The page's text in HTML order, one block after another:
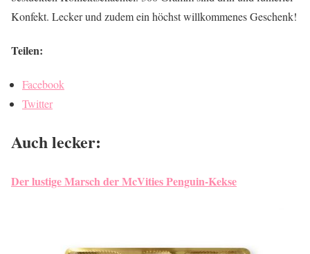
Konfekt. Lecker und zudem ein höchst willkommenes Geschenk!
Teilen:
Facebook
Twitter
Auch lecker:
Der lustige Marsch der McVities Penguin-Kekse